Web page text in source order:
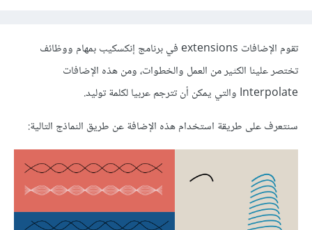
تقوم الإضافات extensions في برنامج إنكسكيب بمهام ووظائف
تختصر علينا الكثير من العمل والخطوات، ومن هذه الإضافات
Interpolate والتي يمكن أن تترجم عربيا لكلمة توليد.
سنتعرف على طريقة استخدام هذه الإضافة عن طريق النماذج التالية: